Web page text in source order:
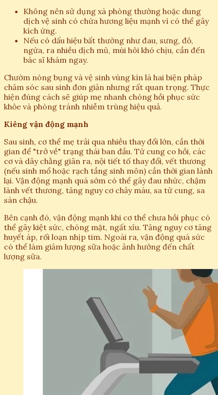
Không nên sử dụng xà phòng thường hoặc dung
dịch vệ sinh có chứa hương liệu mạnh vì có thể gây
kích ứng.
Nếu có dấu hiệu bất thường như đau, sưng, đỏ,
ngứa, ra nhiều dịch mủ, mùi hôi khó chịu, cần đến
bác sĩ khám ngay.
Chườm nóng bụng và vệ sinh vùng kín là hai biện pháp
chăm sóc sau sinh đơn giản nhưng rất quan trọng. Thực
hiện đúng cách sẽ giúp mẹ nhanh chóng hồi phục sức
khỏe và phòng tránh nhiễm trùng hiệu quả.
Kiêng vận động mạnh
Sau sinh, cơ thể mẹ trải qua nhiều thay đổi lớn, cần thời
gian để "trở về" trạng thái ban đầu. Tử cung co hồi, các
cơ và dây chằng giãn ra, nội tiết tố thay đổi, vết thương
(nếu sinh mổ hoặc rạch tầng sinh môn) cần thời gian lành
lại. Vận động mạnh quá sớm có thể gây đau nhức, chậm
lành vết thương, tăng nguy cơ chảy máu, sa tử cung, sa
sàn chậu.
Bên cạnh đó, vận động mạnh khi cơ thể chưa hồi phục có
thể gây kiệt sức, chóng mặt, ngất xỉu. Tăng nguy cơ tăng
huyết áp, rối loạn nhịp tim. Ngoài ra, vận động quá sức
có thể làm giảm lượng sữa hoặc ảnh hưởng đến chất
lượng sữa.